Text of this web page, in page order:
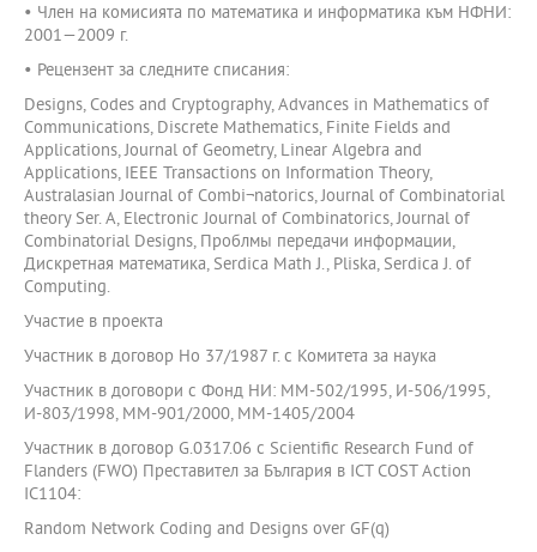
• Член на комисията по математика и информатика към НФНИ:
2001—2009 г.
• Рецензент за следните списания:
Designs, Codes and Cryptography, Advances in Mathematics of
Communications, Discrete Mathematics, Finite Fields and
Applications, Journal of Geometry, Linear Algebra and
Applications, IEEE Transactions on Information Theory,
Australasian Journal of Combi¬natorics, Journal of Combinatorial
theory Ser. A, Electronic Journal of Combinatorics, Journal of
Combinatorial Designs, Проблмы передачи информации,
Дискретная математика, Serdica Math J., Pliska, Serdica J. of
Computing.
Участие в проекта
Участник в договор Но 37/1987 г. с Комитета за наука
Участник в договори с Фонд НИ: ММ-502/1995, И-506/1995,
И-803/1998, ММ-901/2000, ММ-1405/2004
Участник в договор G.0317.06 с Scientific Research Fund of
Flanders (FWO) Преставител за България в ICT COST Action
IC1104:
Random Network Coding and Designs over GF(q)